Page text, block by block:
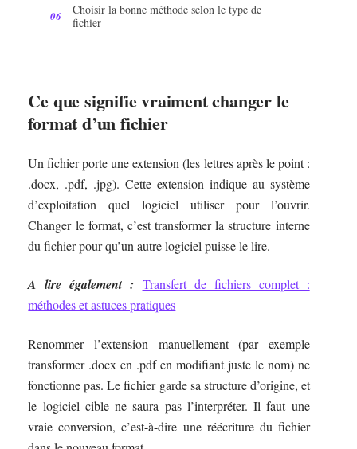
Choisir la bonne méthode selon le type de
fichier
Ce que signifie vraiment changer le
format d’un fichier
Un fichier porte une extension (les lettres après le point :
.docx, .pdf, .jpg). Cette extension indique au système
d’exploitation quel logiciel utiliser pour l’ouvrir.
Changer le format, c’est transformer la structure interne
du fichier pour qu’un autre logiciel puisse le lire.
A lire également : Transfert de fichiers complet :
méthodes et astuces pratiques
Renommer l’extension manuellement (par exemple
transformer .docx en .pdf en modifiant juste le nom) ne
fonctionne pas. Le fichier garde sa structure d’origine, et
le logiciel cible ne saura pas l’interpréter. Il faut une
vraie conversion, c’est-à-dire une réécriture du fichier